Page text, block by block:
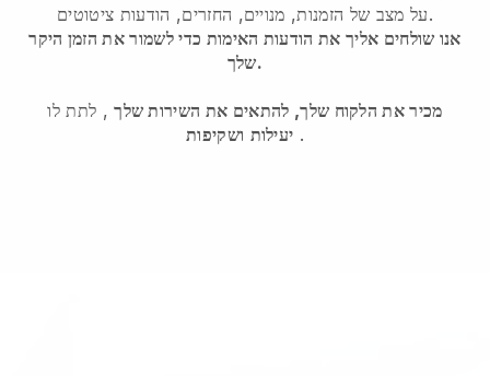
על מצב של הזמנות, מנויים, החזרים, הודעות ציטוטים.
אנו שולחים אליך את הודעות האימות כדי לשמור את הזמן היקר
שלך.
מכיר את הלקוח שלך, להתאים את השירות שלך, לתת לו
יעילות ושקיפות .